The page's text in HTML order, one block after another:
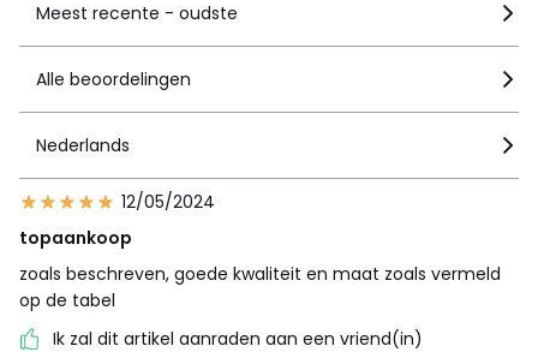
Meest recente - oudste
Alle beoordelingen
Nederlands
12/05/2024
topaankoop
zoals beschreven, goede kwaliteit en maat zoals vermeld
op de tabel
Ik zal dit artikel aanraden aan een vriend(in)